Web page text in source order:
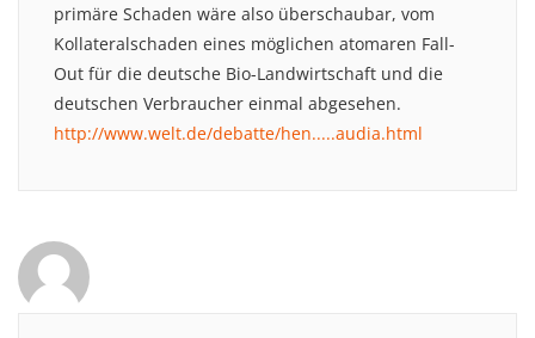
primäre Schaden wäre also überschaubar, vom
Kollateralschaden eines möglichen atomaren Fall-
Out für die deutsche Bio-Landwirtschaft und die
deutschen Verbraucher einmal abgesehen.
http://www.welt.de/debatte/hen.....audia.html